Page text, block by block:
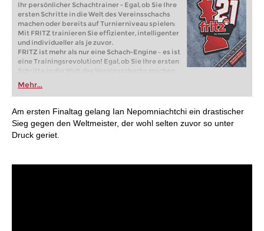
Ihr persönlicher Schachtrainer - Egal, ob Sie Ihre
ersten Schritte in die Welt des Vereinsschachs
machen oder bereits auf Turnierniveau spielen:
Mit FRITZ trainieren Sie effizienter, intelligenter
und individueller als je zuvor.
FRITZ ist mehr als nur eine Schach-Engine – es ist
eine Trainingsrevolution! Egal, ob Sie Ihre ersten
Schritte in die Welt des Vereinsschachs machen
oder bereits auf Turnierniveau spielen: Mit
FRITZ trainieren Sie effizienter, intelligenter und
individueller als je zuvor.
Mehr...
Am ersten Finaltag gelang Ian Nepomniachtchi ein drastischer
Sieg gegen den Weltmeister, der wohl selten zuvor so unter
Druck geriet.